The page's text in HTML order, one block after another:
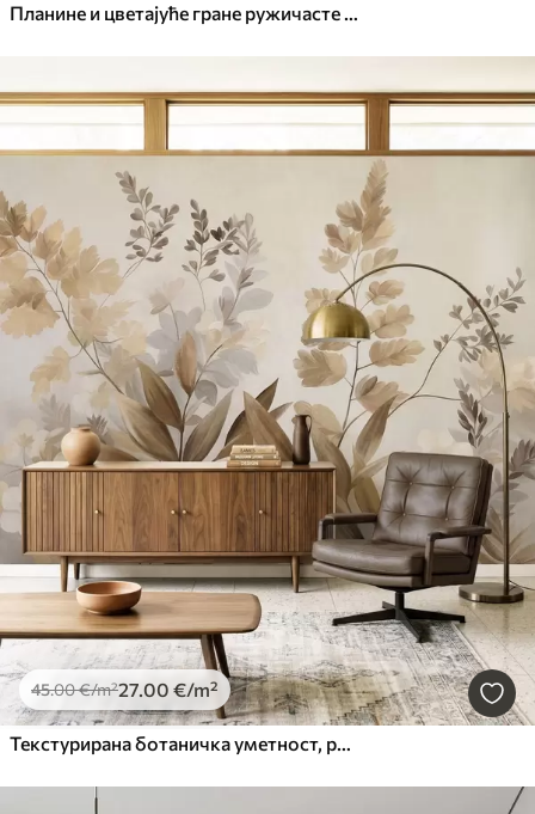
Планине и цветајуће гране ружичасте магнолије, текстурирани пејзаж
45.00€/m²27.00 €/m²
Текстурирана ботаничка уметност, разне биљке и лишће у нијансама браон и беж